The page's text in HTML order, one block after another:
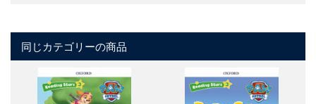
同じカテゴリーの商品